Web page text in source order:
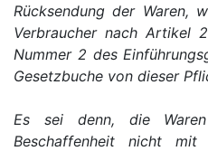
Rücksendung der Waren,
Verbraucher nach Artikel
Nummer 2 des
Gesetzbuche von dieser
Es sei denn, die
Beschaffenheit nicht